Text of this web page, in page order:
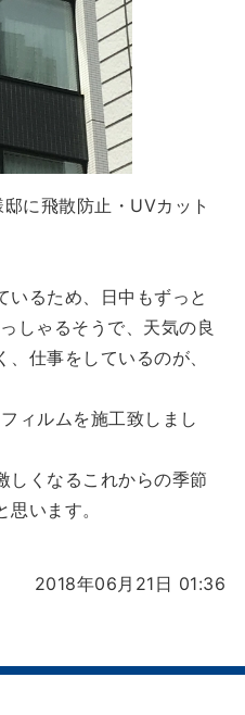
に飛散防止・UVカット
いるため、日中もずっと
しゃるそうで、天気の良
仕事をしているのが、
ィルムを施工致しまし
しくなるこれからの季節
います。
2018年06月21日 01:36